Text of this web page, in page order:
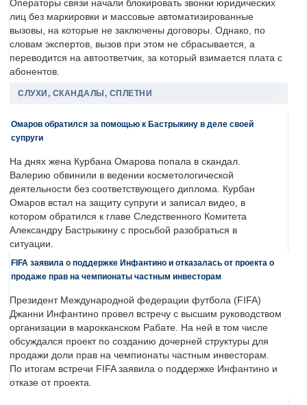
Операторы связи начали блокировать звонки юридических
лиц без маркировки и массовые автоматизированные
вызовы, на которые не заключены договоры. Однако, по
словам экспертов, вызов при этом не сбрасывается, а
переводится на автоответчик, за который взимается плата с
абонентов.
СЛУХИ, СКАНДАЛЫ, СПЛЕТНИ
Омаров обратился за помощью к Бастрыкину в деле своей
супруги
На днях жена Курбана Омарова попала в скандал.
Валерию обвинили в ведении косметологической
деятельности без соответствующего диплома. Курбан
Омаров встал на защиту супруги и записал видео, в
котором обратился к главе Следственного Комитета
Александру Бастрыкину с просьбой разобраться в
ситуации.
FIFA заявила о поддержке Инфантино и отказалась от проекта о
продаже прав на чемпионаты частным инвесторам
Президент Международной федерации футбола (FIFA)
Джанни Инфантино провел встречу с высшим руководством
организации в марокканском Рабате. На ней в том числе
обсуждался проект по созданию дочерней структуры для
продажи доли прав на чемпионаты частным инвесторам.
По итогам встречи FIFA заявила о поддержке Инфантино и
отказе от проекта.